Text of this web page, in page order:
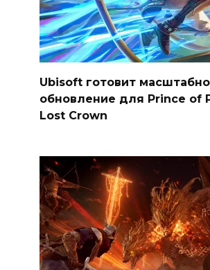
Ubisoft готовит
обновление для Prince of
Lost Crown